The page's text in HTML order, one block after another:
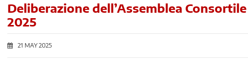
Deliberazione dell’Assemblea
2025
21 MAY 2025